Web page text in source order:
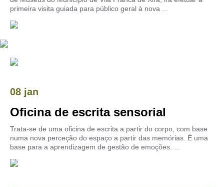
primeira visita guiada para público geral à nova ...
08 jan
Oficina de escrita sensorial
Trata-se de uma oficina de escrita a partir do corpo, com base
numa nova perceção do espaço a partir das memórias. É uma
base para a aprendizagem de gestão de emoções. ...